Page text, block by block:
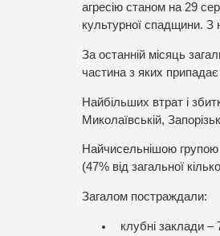
агресію станом на 29
культурної спадщини. З
За останній місяць
частина з яких
Найбільших втрат і
Миколаївській,
Найчисельнішою групою
(47% від загальної
Загалом постраждали:
клубні заклади –